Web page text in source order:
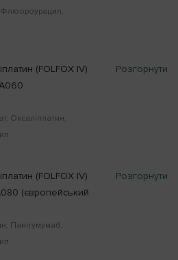
Флюороурацил,
(FOLFOX IV)
Оксаліплатин,
(FOLFOX IV)
(європейський
Панітумумаб,